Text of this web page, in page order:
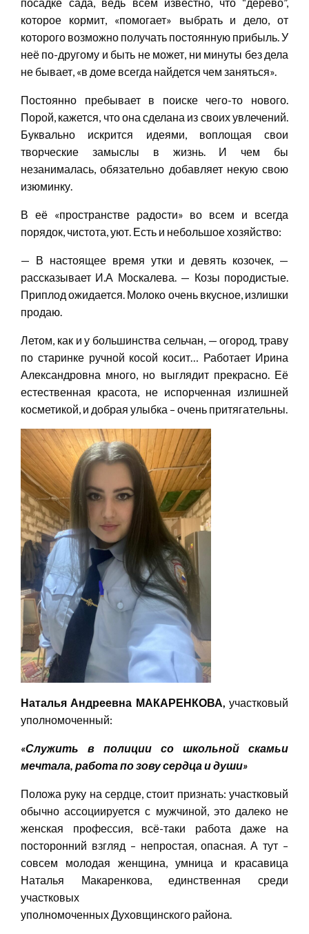
которое кормит, «помогает» выбрать и дело, от
которого возможно получать постоянную прибыль. У
неё по-другому и быть не может, ни минуты без дела
не бывает, «в доме всегда найдется чем заняться».
Постоянно пребывает в поиске чего-то нового.
Порой, кажется, что она сделана из своих увлечений.
Буквально искрится идеями, воплощая свои
творческие замыслы в жизнь. И чем бы
незанималась, обязательно добавляет некую свою
изюминку.
В её «пространстве радости» во всем и всегда
порядок, чистота, уют. Есть и небольшое хозяйство:
— В настоящее время утки и девять козочек, —
рассказывает И.А Москалева. — Козы породистые.
Приплод ожидается. Молоко очень вкусное, излишки
продаю.
Летом, как и у большинства сельчан, — огород, траву
по старинке ручной косой косит… Работает Ирина
Александровна много, но выглядит прекрасно. Её
естественная красота, не испорченная излишней
косметикой, и добрая улыбка – очень притягательны.
Наталья Андреевна МАКАРЕНКОВА, участковый
уполномоченный:
«Служить в полиции со школьной скамьи
мечтала, работа по зову сердца и души»
Положа руку на сердце, стоит признать: участковый
обычно ассоциируется с мужчиной, это далеко не
женская профессия, всё-таки работа даже на
посторонний взгляд – непростая, опасная. А тут –
совсем молодая женщина, умница и красавица
Наталья Макаренкова, единственная среди
участковых
уполномоченных Духовщинского района.